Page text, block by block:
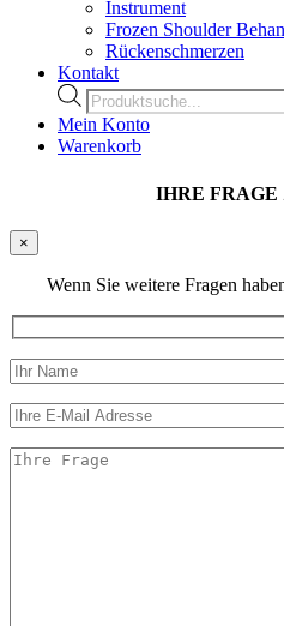
Instrument
Frozen Shoulder
Rückenschmerzen
Kontakt
Products
search
Mein Konto
Warenkorb
IHRE FRAGE
×
Wenn Sie weitere Fragen